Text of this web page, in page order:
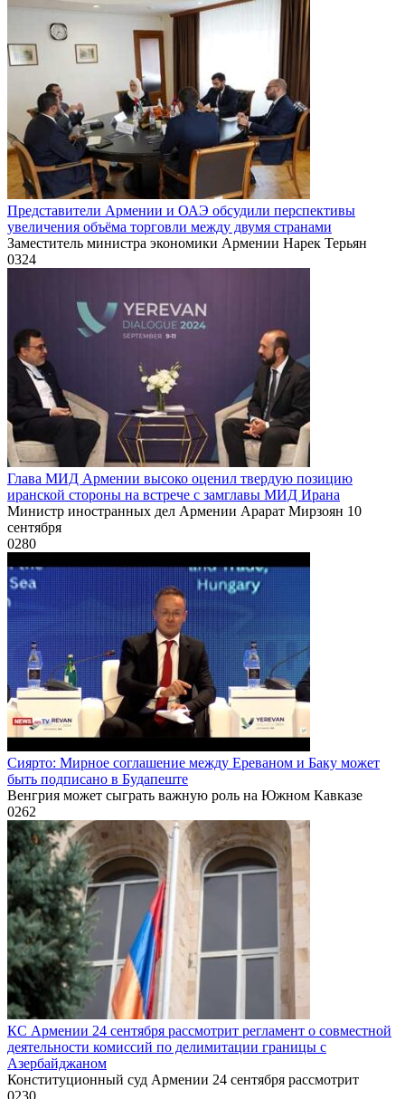
Представители Армении и ОАЭ обсудили перспективы
увеличения объёма торговли между двумя странами
Заместитель министра экономики Армении Нарек Терьян
0324
Глава МИД Армении высоко оценил твердую позицию
иранской стороны на встрече с замглавы МИД Ирана
Министр иностранных дел Армении Арарат Мирзоян 10
сентября
0280
Сиярто: Мирное соглашение между Ереваном и Баку может
быть подписано в Будапеште
Венгрия может сыграть важную роль на Южном Кавказе
0262
КС Армении 24 сентября рассмотрит регламент о совместной
деятельности комиссий по делимитации границы с
Азербайджаном
Конституционный суд Армении 24 сентября рассмотрит
0230